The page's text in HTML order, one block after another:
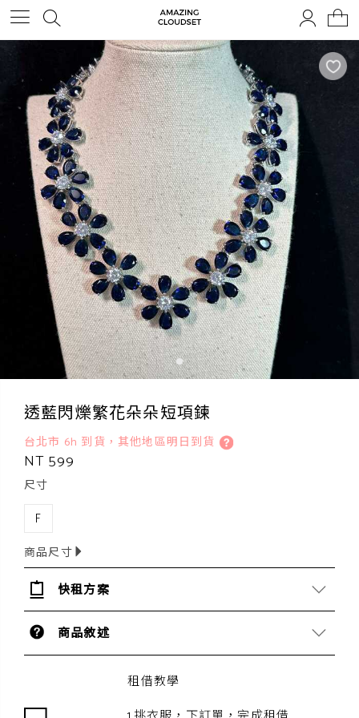
透藍閃爍繁花朵朵短項鍊
台北市 6h 到貨，其他地區明日到貨
NT 599
尺寸
F
商品尺寸
快租方案
商品敘述
租借教學